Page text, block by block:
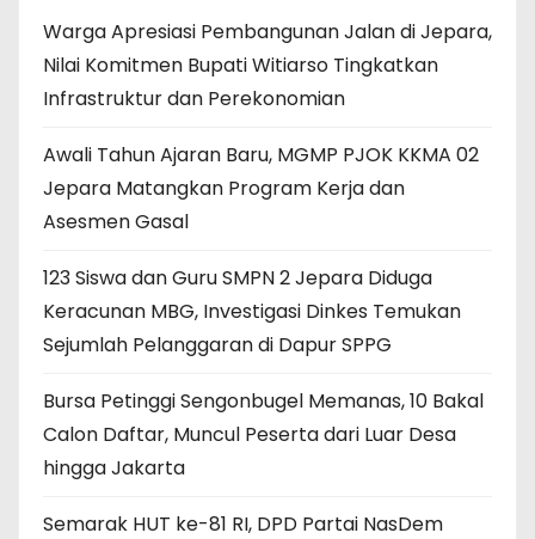
Warga Apresiasi Pembangunan Jalan di Jepara,
Nilai Komitmen Bupati Witiarso Tingkatkan
Infrastruktur dan Perekonomian
Awali Tahun Ajaran Baru, MGMP PJOK KKMA 02
Jepara Matangkan Program Kerja dan
Asesmen Gasal
123 Siswa dan Guru SMPN 2 Jepara Diduga
Keracunan MBG, Investigasi Dinkes Temukan
Sejumlah Pelanggaran di Dapur SPPG
Bursa Petinggi Sengonbugel Memanas, 10 Bakal
Calon Daftar, Muncul Peserta dari Luar Desa
hingga Jakarta
Semarak HUT ke-81 RI, DPD Partai NasDem